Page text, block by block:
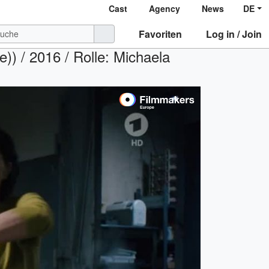
Cast Agency News DE
Favoriten Log in / Join
/ 2016 / Rolle: Michaela